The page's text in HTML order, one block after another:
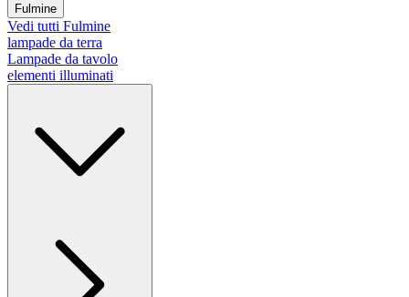
Fulmine
Vedi tutti Fulmine
lampade da terra
Lampade da tavolo
elementi illuminati